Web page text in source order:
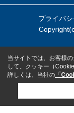
プライバ
当サイトでは、お客様
して、クッキー（
詳しくは、当社の 「